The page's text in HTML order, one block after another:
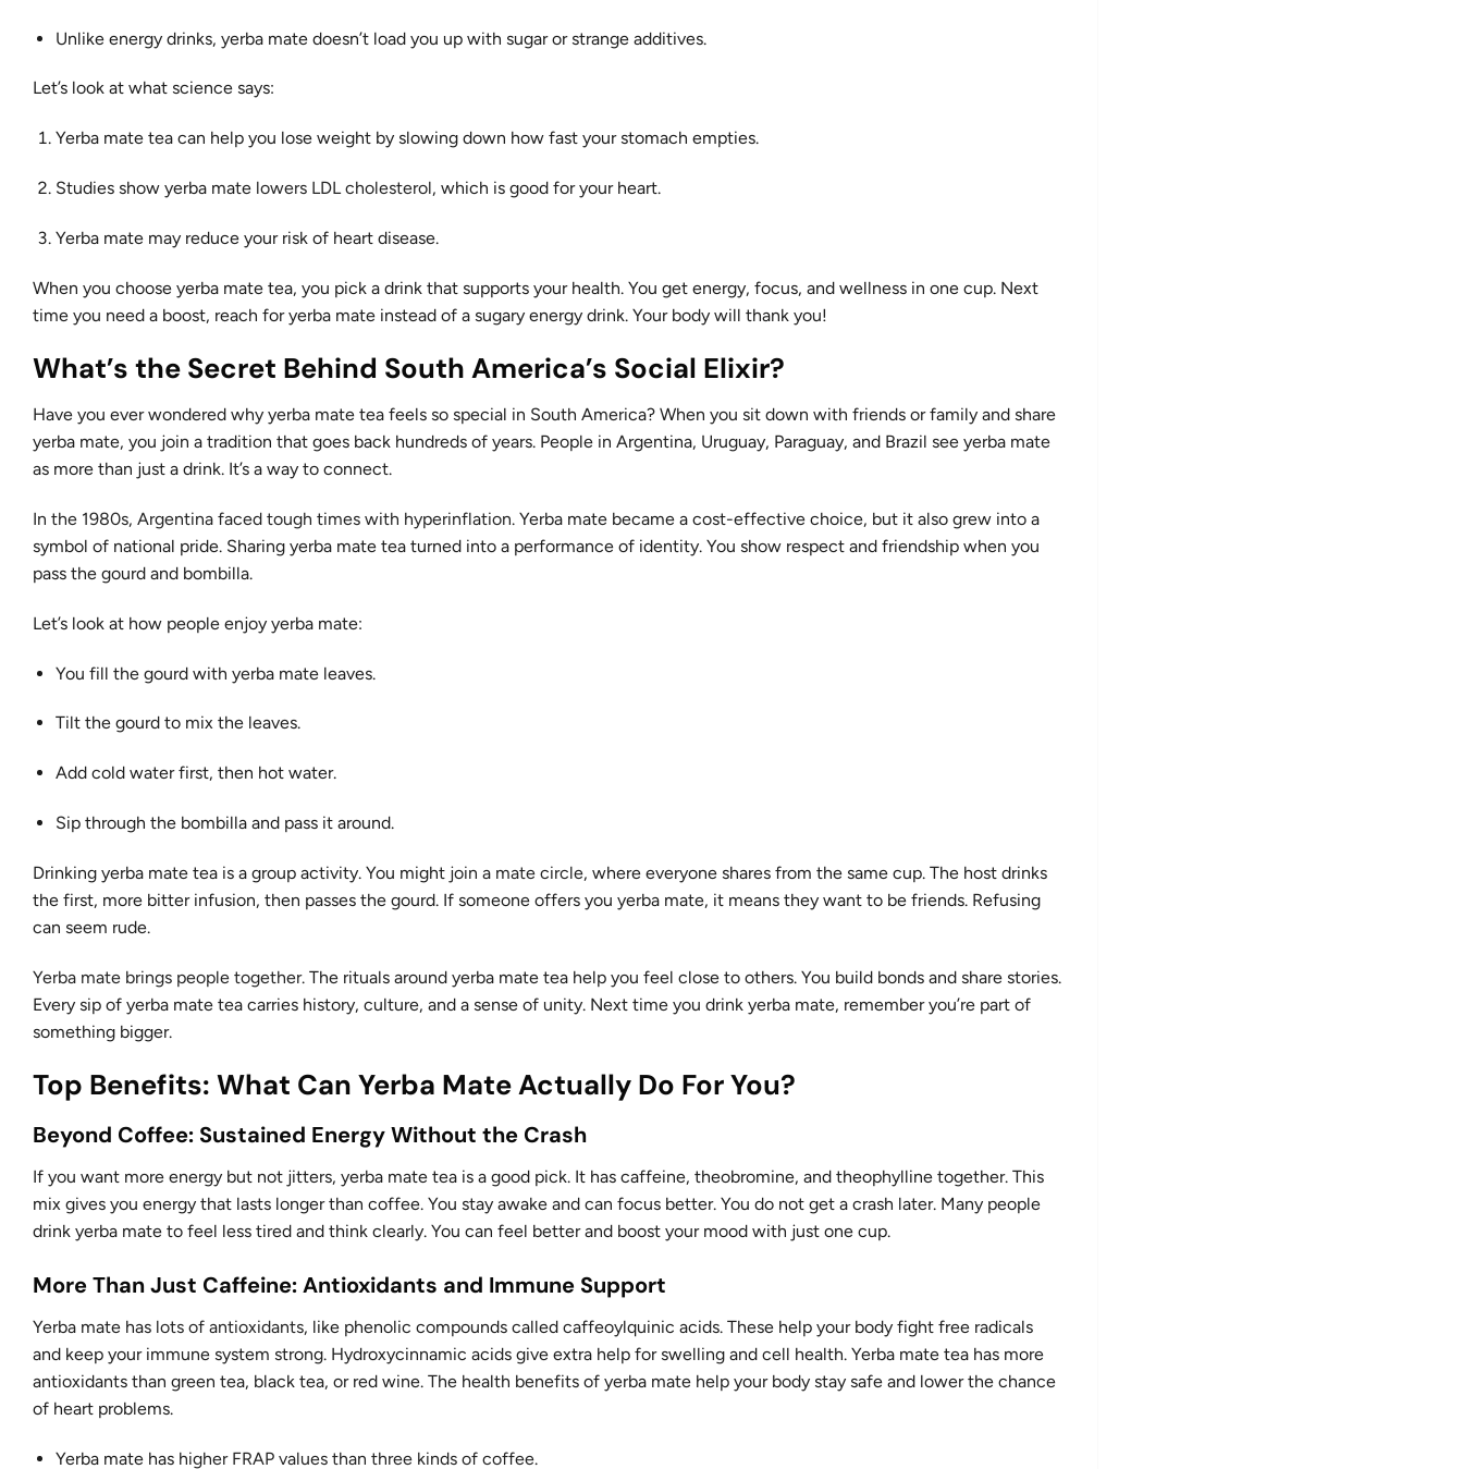
Unlike energy drinks, yerba mate doesn’t load you up with sugar or strange additives.
Let’s look at what science says:
Yerba mate tea can help you lose weight by slowing down how fast your stomach empties.
Studies show yerba mate lowers LDL cholesterol, which is good for your heart.
Yerba mate may reduce your risk of heart disease.
When you choose yerba mate tea, you pick a drink that supports your health. You get energy, focus, and wellness in one cup. Next
time you need a boost, reach for yerba mate instead of a sugary energy drink. Your body will thank you!
What’s the Secret Behind South America’s Social Elixir?
Have you ever wondered why yerba mate tea feels so special in South America? When you sit down with friends or family and share
yerba mate, you join a tradition that goes back hundreds of years. People in Argentina, Uruguay, Paraguay, and Brazil see yerba mate
as more than just a drink. It’s a way to connect.
In the 1980s, Argentina faced tough times with hyperinflation. Yerba mate became a cost-effective choice, but it also grew into a
symbol of national pride. Sharing yerba mate tea turned into a performance of identity. You show respect and friendship when you
pass the gourd and bombilla.
Let’s look at how people enjoy yerba mate:
You fill the gourd with yerba mate leaves.
Tilt the gourd to mix the leaves.
Add cold water first, then hot water.
Sip through the bombilla and pass it around.
Drinking yerba mate tea is a group activity. You might join a mate circle, where everyone shares from the same cup. The host drinks
the first, more bitter infusion, then passes the gourd. If someone offers you yerba mate, it means they want to be friends. Refusing
can seem rude.
Yerba mate brings people together. The rituals around yerba mate tea help you feel close to others. You build bonds and share stories.
Every sip of yerba mate tea carries history, culture, and a sense of unity. Next time you drink yerba mate, remember you’re part of
something bigger.
Top Benefits: What Can Yerba Mate Actually Do For You?
Beyond Coffee: Sustained Energy Without the Crash
If you want more energy but not jitters, yerba mate tea is a good pick. It has caffeine, theobromine, and theophylline together. This
mix gives you energy that lasts longer than coffee. You stay awake and can focus better. You do not get a crash later. Many people
drink yerba mate to feel less tired and think clearly. You can feel better and boost your mood with just one cup.
More Than Just Caffeine: Antioxidants and Immune Support
Yerba mate has lots of antioxidants, like phenolic compounds called caffeoylquinic acids. These help your body fight free radicals
and keep your immune system strong. Hydroxycinnamic acids give extra help for swelling and cell health. Yerba mate tea has more
antioxidants than green tea, black tea, or red wine. The health benefits of yerba mate help your body stay safe and lower the chance
of heart problems.
Yerba mate has higher FRAP values than three kinds of coffee.